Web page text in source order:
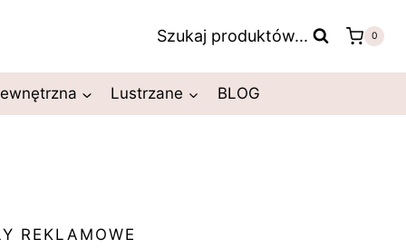
Szukaj produktów... 0
Lustrzane BLOG
REKLAMOWE